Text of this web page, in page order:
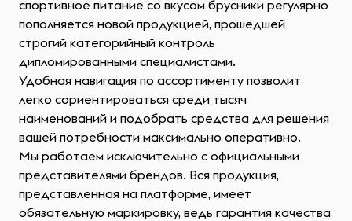
спортивное питание со вкусом брусники регулярно
пополняется новой продукцией, прошедшей
строгий категорийный контроль
дипломированными специалистами.
Удобная навигация по ассортименту позволит
легко сориентироваться среди тысяч
наименований и подобрать средства для решения
вашей потребности максимально оперативно.
Мы работаем исключительно с официальными
представителями брендов. Вся продукция,
представленная на платформе, имеет
обязательную маркировку, ведь гарантия качества